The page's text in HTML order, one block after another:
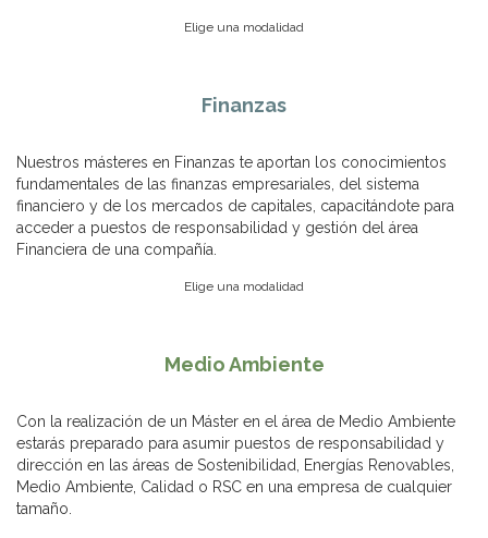
Elige una modalidad
Finanzas
Nuestros másteres en Finanzas te aportan los conocimientos
fundamentales de las finanzas empresariales, del sistema
financiero y de los mercados de capitales, capacitándote para
acceder a puestos de responsabilidad y gestión del área
Financiera de una compañía.
Elige una modalidad
Medio Ambiente
Con la realización de un Máster en el área de Medio Ambiente
estarás preparado para asumir puestos de responsabilidad y
dirección en las áreas de Sostenibilidad, Energías Renovables,
Medio Ambiente, Calidad o RSC en una empresa de cualquier
tamaño.